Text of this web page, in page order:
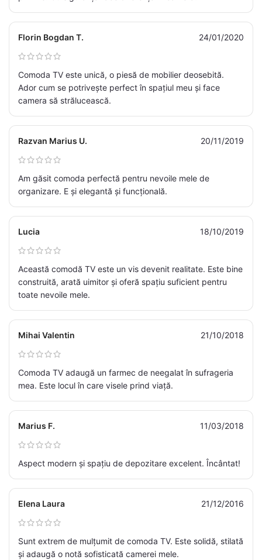
Florin Bogdan T. 24/01/2020
Comoda TV este unică, o piesă de mobilier deosebită.
Ador cum se potrivește perfect în spațiul meu și face
camera să strălucească.
Razvan Marius U. 20/11/2019
Am găsit comoda perfectă pentru nevoile mele de
organizare. E și elegantă și funcțională.
Lucia 18/10/2019
Această comodă TV este un vis devenit realitate. Este bine
construită, arată uimitor și oferă spațiu suficient pentru
toate nevoile mele.
Mihai Valentin 21/10/2018
Comoda TV adaugă un farmec de neegalat în sufrageria
mea. Este locul în care visele prind viață.
Marius F. 11/03/2018
Aspect modern și spațiu de depozitare excelent. Încântat!
Elena Laura 21/12/2016
Sunt extrem de mulțumit de comoda TV. Este solidă, stilată
și adaugă o notă sofisticată camerei mele.